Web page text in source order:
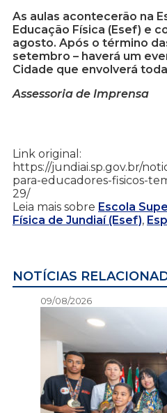
As aulas acontecerão na
Educação Física (Esef) e
agosto. Após o término
setembro – haverá um
Cidade que envolverá
Assessoria de Imprensa
Link original:
https://jundiai.sp.gov.br/
para-educadores-fisicos-
29/
Leia mais sobre Escola
Física de Jundiaí (Esef),
NOTÍCIAS
09/08/2026